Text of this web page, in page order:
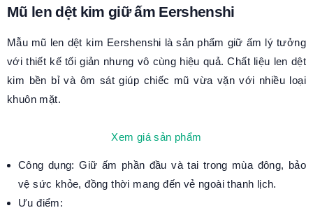
Mũ len dệt kim giữ ấm Eershenshi
Mẫu mũ len dệt kim Eershenshi là sản phẩm giữ ấm lý tưởng
với thiết kế tối giản nhưng vô cùng hiệu quả. Chất liệu len dệt
kim bền bỉ và ôm sát giúp chiếc mũ vừa vặn với nhiều loại
khuôn mặt.
Xem giá sản phẩm
Công dụng: Giữ ấm phần đầu và tai trong mùa đông, bảo
vệ sức khỏe, đồng thời mang đến vẻ ngoài thanh lịch.
Ưu điểm: